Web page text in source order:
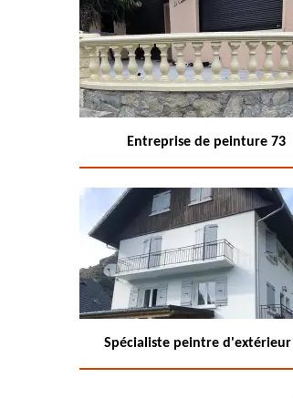
Entreprise de peinture 73
Spécialiste peintre d'extérieur